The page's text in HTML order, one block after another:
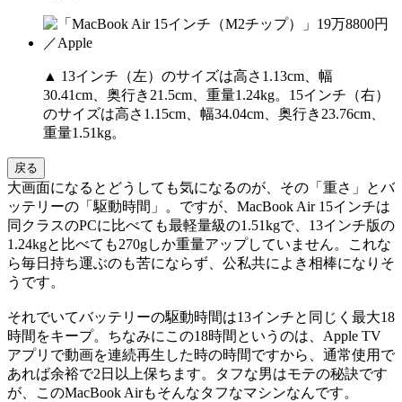
▲ 13インチ（左）のサイズは高さ1.13cm、幅
30.41cm、奥行き21.5cm、重量1.24kg。15インチ（右）
のサイズは高さ1.15cm、幅34.04cm、奥行き23.76cm、
重量1.51kg。
戻る
大画面になるとどうしても気になるのが、その「重さ」とバ
ッテリーの「駆動時間」。ですが、MacBook Air 15インチは
同クラスのPCに比べても最軽量級の1.51kgで、13インチ版の
1.24kgと比べても270gしか重量アップしていません。これな
ら毎日持ち運ぶのも苦にならず、公私共によき相棒になりそ
うです。
それでいてバッテリーの駆動時間は13インチと同じく最大18
時間をキープ。ちなみにこの18時間というのは、Apple TV
アプリで動画を連続再生した時の時間ですから、通常使用で
あれば余裕で2日以上保ちます。タフな男はモテの秘訣です
が、このMacBook Airもそんなタフなマシンなんです。